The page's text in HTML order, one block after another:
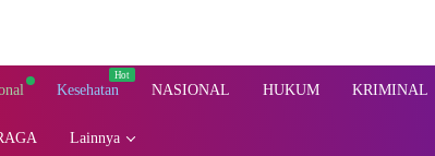
Kesehatan NASIONAL HUKUM KRIMINAL
Lainnya